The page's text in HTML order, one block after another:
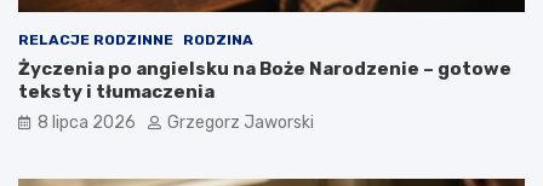
RELACJE RODZINNE RODZINA
Życzenia po angielsku na Boże Narodzenie – gotowe
teksty i tłumaczenia
8 lipca 2026 Grzegorz Jaworski